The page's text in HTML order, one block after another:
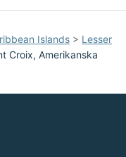
Islands > Lesser
Croix, Amerikanska